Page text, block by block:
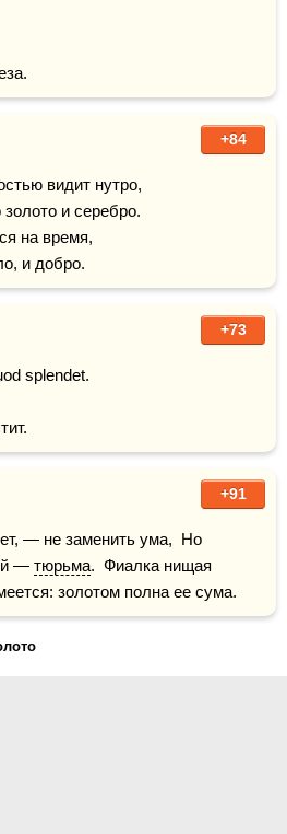
+84
видит нутро,
и серебро.
на время,
и добро.
+73
splendet.
+91
— не заменить ума,  Но
— тюрьма.  Фиалка нищая
золотом полна ее сума.